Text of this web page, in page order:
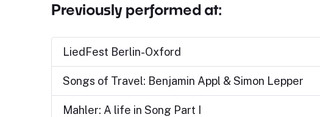
Previously performed at:
LiedFest Berlin-Oxford
Songs of Travel: Benjamin Appl & Simon Lepper
Mahler: A life in Song Part I